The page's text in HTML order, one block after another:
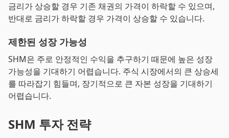
금리가 상승할 경우 기존 채권의 가격이 하락할 수 있으며,
반대로 금리가 하락할 경우 가격이 상승할 수 있습니다.
제한된 성장 가능성
SHM은 주로 안정적인 수익을 추구하기 때문에 높은 성장
가능성을 기대하기 어렵습니다. 주식 시장에서의 큰 상승세
를 따라잡기 힘들며, 장기적으로 큰 자본 성장을 기대하기
어렵습니다.
SHM 투자 전략